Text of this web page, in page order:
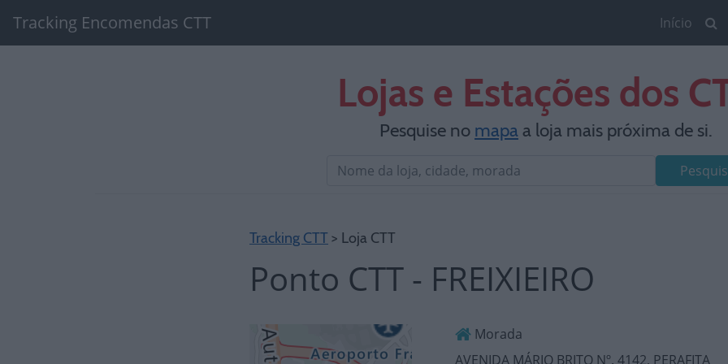
Tracking Encomendas CTT Início
Lojas e Estações dos
Pesquise no mapaa loja mais próxima de si.
Tracking CTT > Loja CTT
Ponto CTT - FREIXIEIRO
Morada
AVENIDA MÁRIO BRITO Nº. 4142, PERAFITA